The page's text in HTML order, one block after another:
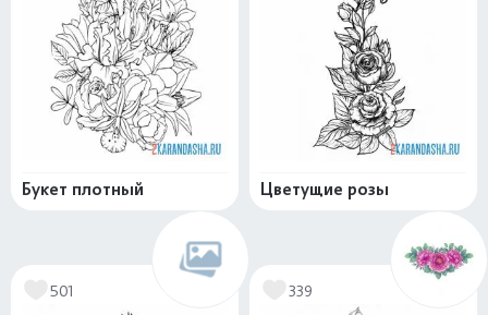
Букет плотный Цветущие розы
501 339